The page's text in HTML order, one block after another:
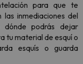
para que te
inmediaciones del
dónde podrás dejar
tu material de esquí o
esquís o guarda